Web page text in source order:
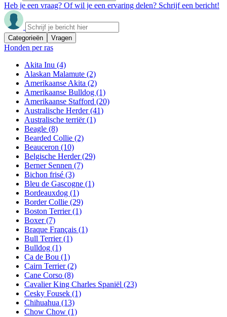
Heb je een vraag? Of wil je een ervaring delen? Schrijf een bericht!
Categorieën Vragen
Honden per ras
Akita Inu (4)
Alaskan Malamute (2)
Amerikaanse Akita (2)
Amerikaanse Bulldog (1)
Amerikaanse Stafford (20)
Australische Herder(41)
Australische terriër(1)
Beagle (8)
Bearded Collie (2)
Beauceron (10)
Belgische Herder(29)
Berner Sennen (7)
Bichon frisé (3)
Bleu de Gascogne (1)
Bordeauxdog (1)
Border Collie (29)
Boston Terrier(1)
Boxer(7)
Braque Français (1)
Bull Terrier(1)
Bulldog (1)
Ca de Bou (1)
Cairn Terrier(2)
Cane Corso (8)
Cavalier King Charles Spaniël (23)
Cesky Fousek (1)
Chihuahua (13)
Chow Chow (1)